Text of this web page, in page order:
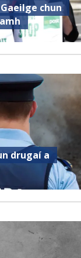
chun
drugaí a